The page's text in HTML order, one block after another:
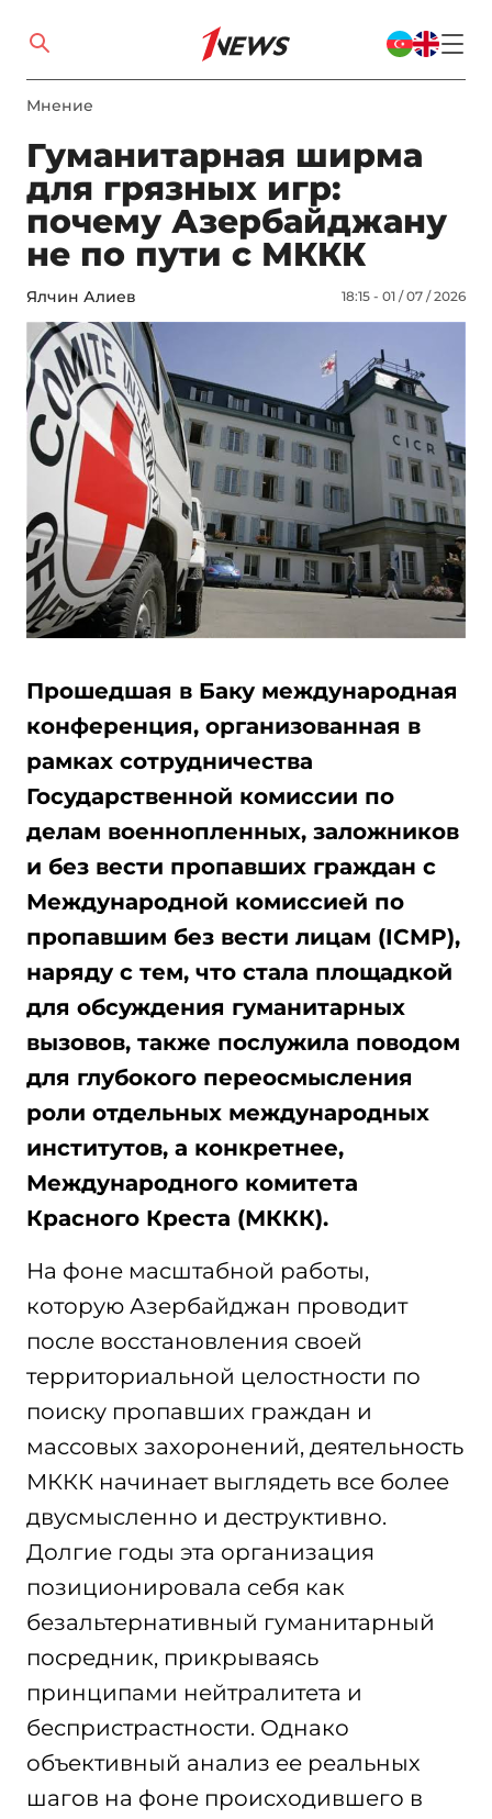
Мнение
Гуманитарная ширма
для грязных игр:
почему Азербайджану
не по пути с МККК
Ялчин Алиев 18:15 - 01 / 07 / 2026
Прошедшая в Баку международная
конференция, организованная в
рамках сотрудничества
Государственной комиссии по
делам военнопленных, заложников
и без вести пропавших граждан с
Международной комиссией по
пропавшим без вести лицам (ICMP),
наряду с тем, что стала площадкой
для обсуждения гуманитарных
вызовов, также послужила поводом
для глубокого переосмысления
роли отдельных международных
институтов, а конкретнее,
Международного комитета
Красного Креста (МККК).
На фоне масштабной работы,
которую Азербайджан проводит
после восстановления своей
территориальной целостности по
поиску пропавших граждан и
массовых захоронений, деятельность
МККК начинает выглядеть все более
двусмысленно и деструктивно.
Долгие годы эта организация
позиционировала себя как
безальтернативный гуманитарный
посредник, прикрываясь
принципами нейтралитета и
беспристрастности. Однако
объективный анализ ее реальных
шагов на фоне происходившего в